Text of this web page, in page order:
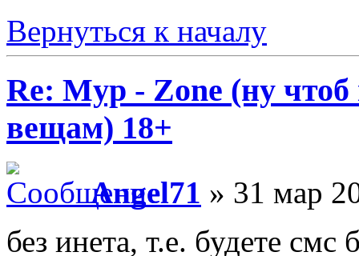
Вернуться к началу
Re: Myp - Zone (ну
вещам) 18+
Angel71 » 31 мар
без инета, т.е. будете смс